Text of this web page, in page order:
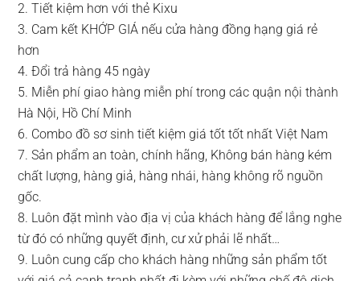
2. Tiết kiệm hơn với thẻ Kixu
3. Cam kết KHỚP GIÁ nếu cửa hàng đồng hạng giá rẻ
hơn
4. Đổi trả hàng 45 ngày
5. Miễn phí giao hàng miễn phí trong các quận nội thành
Hà Nội, Hồ Chí Minh
6. Combo đồ sơ sinh tiết kiệm giá tốt tốt nhất Việt Nam
7. Sản phẩm an toàn, chính hãng, Không bán hàng kém
chất lượng, hàng giả, hàng nhái, hàng không rõ nguồn
gốc.
8. Luôn đặt mình vào địa vị của khách hàng để lắng nghe
từ đó có những quyết định, cư xử phải lẽ nhất…
9. Luôn cung cấp cho khách hàng những sản phẩm tốt